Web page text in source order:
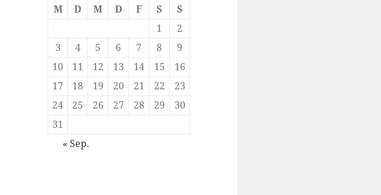
M D M D F S
S
1
2
3
4 5 6 7 8
9
10
11 12 13 14 15
16
17
18 19 20 21 22
23
24
25 26 27 28 29
30
31
« Sep.